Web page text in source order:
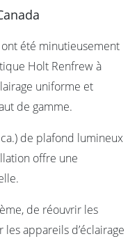
été minutieusement
Holt Renfrew à
uniforme et
de gamme.
de plafond lumineux
offre une
de réouvrir les
appareils d’éclairage